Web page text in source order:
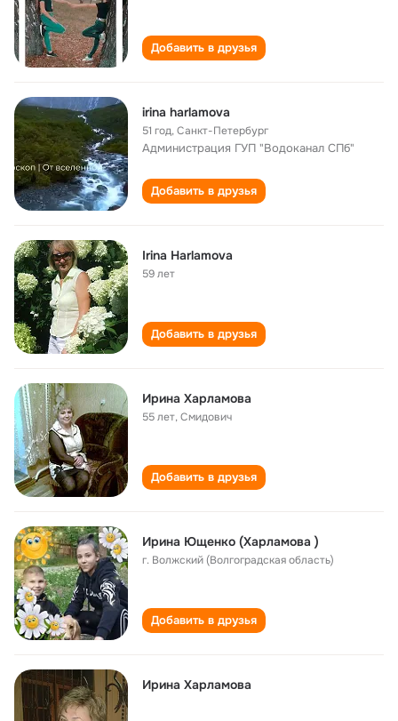
Добавить в друзья
irina harlamova
51 год,Санкт-Петербург
Администрация ГУП "Водоканал СПб"
Добавить в друзья
Irina Harlamova
59 лет
Добавить в друзья
Ирина Харламова
55 лет,Смидович
Добавить в друзья
Ирина Ющенко (Харламова )
г. Волжский (Волгоградская область)
Добавить в друзья
Ирина Харламова